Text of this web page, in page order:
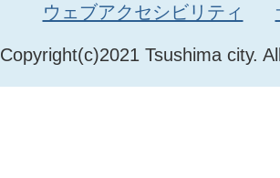
Copyright(c)2021 Tsushima city.
ウェブアクセシビリティ